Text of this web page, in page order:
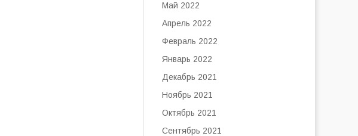
Май 2022
Апрель 2022
Февраль 2022
Январь 2022
Декабрь 2021
Ноябрь 2021
Октябрь 2021
Сентябрь 2021